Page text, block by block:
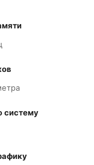
систему